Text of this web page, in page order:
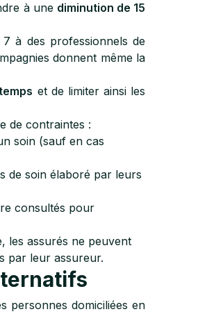
à une diminution de 15
à des professionnels de
donnent même la
et de limiter ainsi les
de contraintes :
soin (sauf en cas
de soin élaboré par leurs
consultés pour
les assurés ne peuvent
par leur assureur.
personnes domiciliées en